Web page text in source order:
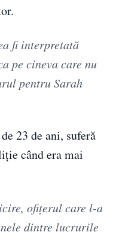
fi interpretată
pe cineva care nu
pentru Sarah
23 de ani, suferă
când era mai
ofițerul care l-a
dintre lucrurile